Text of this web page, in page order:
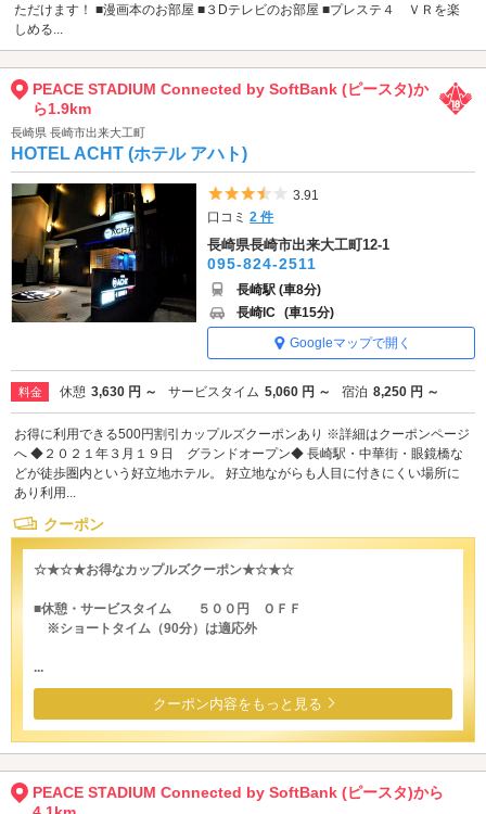
ただけます！ ■漫画本のお部屋 ■３Dテレビのお部屋 ■プレステ４ ＶＲを楽
しめる...
PEACE STADIUM Connected by SoftBank (ピースタ)か
ら1.9km
長崎県 長崎市出来大工町
HOTEL ACHT (ホテル アハト)
5つ星のうち3.5
3.91
口コミ2 件
長崎県長崎市出来大工町12-1
095-824-2511
長崎駅 (車8分)
長崎IC (車15分)
Googleマップで開く
料金 休憩 3,630 円 ～ サービスタイム 5,060 円 ～ 宿泊 8,250 円 ～
お得に利用できる500円割引カップルズクーポンあり ※詳細はクーポンページ
へ ◆２０２１年３月１９日 グランドオープン◆ 長崎駅・中華街・眼鏡橋な
どが徒歩圏内という好立地ホテル。 好立地ながらも人目に付きにくい場所に
あり利用...
クーポン
☆★☆★お得なカップルズクーポン★☆★☆
■休憩・サービスタイム ５００円 ＯＦＦ
※ショートタイム（90分）は適応外
...
クーポン内容をもっと見る
PEACE STADIUM Connected by SoftBank (ピースタ)から